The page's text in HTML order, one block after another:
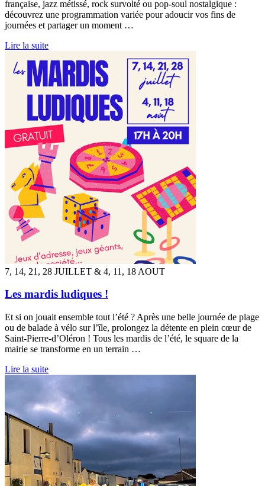
française, jazz métissé, rock survolté ou pop-soul nostalgique :
découvrez une programmation variée pour adoucir vos fins de
journées et partager un moment …
Lire la suite
7, 14, 21, 28 JUILLET & 4, 11, 18 AOUT
Les mardis ludiques !
Et si on jouait ensemble tout l’été ? Après une belle journée de plage
ou de balade à vélo sur l’île, prolongez la détente en plein cœur de
Saint-Pierre-d’Oléron ! Tous les mardis de l’été, le square de la
mairie se transforme en un terrain …
Lire la suite